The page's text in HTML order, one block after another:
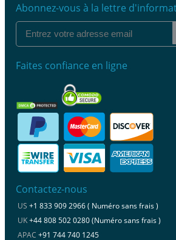
Abonnez-vous à la lettre
Faites confiance en ligne
Contactez-nous
US +1 833 909 2966 ( Numéro sans frais )
UK+44 808 502 0280 (Numéro sans frais )
APAC +91 744 740 1245